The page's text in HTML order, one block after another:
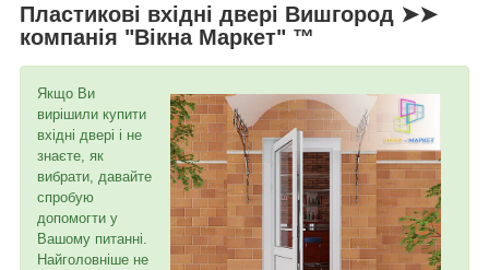
Пластикові вхідні двері Вишгород ➤➤
компанія "Вікна Маркет" ™
Якщо Ви
вирішили купити
вхідні двері і не
знаєте, як
вибрати, давайте
спробую
допомогти у
Вашому питанні.
Найголовніше не